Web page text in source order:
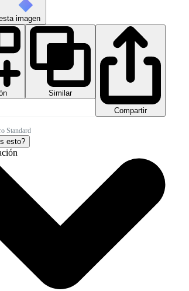
imagen
Similar
Compartir
Standard
esto?